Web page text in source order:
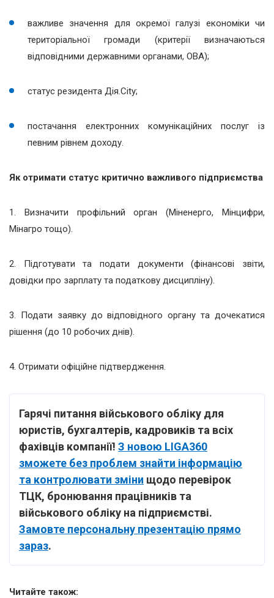
важливе значення для окремої галузі економіки чи
територіальної громади (критерії визначаються
відповідними державними органами, ОВА);
статус резидента Дія.City;
постачання електронних комунікаційних послуг із
певним рівнем доходу.
Як отримати статус критично важливого підприємства
1. Визначити профільний орган (Міненерго, Мінцифри,
Мінагро тощо).
2. Підготувати та подати документи (фінансові звіти,
довідки про зарплату та податкову дисципліну).
3. Подати заявку до відповідного органу та дочекатися
рішення (до 10 робочих днів).
4. Отримати офіційне підтвердження.
Гарячі питання військового обліку для
юристів, бухгалтерів, кадровиків та всіх
фахівців компанії! З новою LIGA360
зможете без проблем знайти інформацію
та контролювати зміни щодо перевірок
ТЦК, бронювання працівників та
військового обліку на підприємстві.
Замовте персональну презентацію прямо
зараз.
Читайте також: